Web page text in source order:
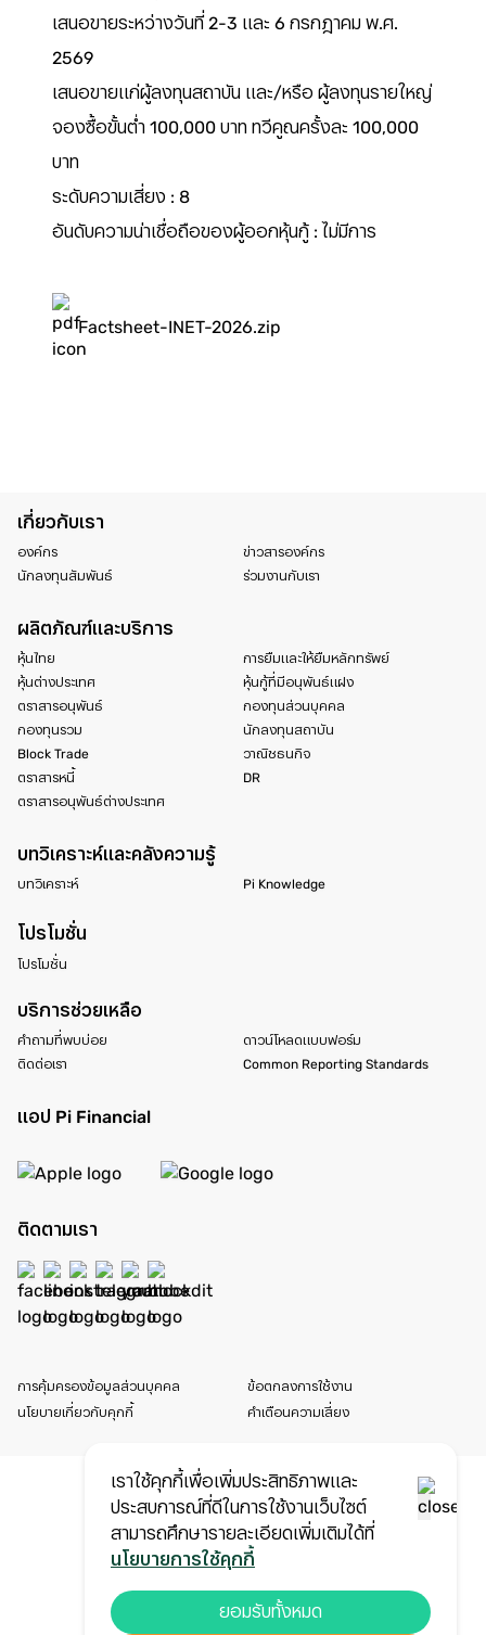
เราใช้คุกกี้เพื่อเพิ่มประสิทธิภาพและ
ประสบการณ์ที่ดีในการใช้งานเว็บไซต์
สามารถศึกษารายละเอียดเพิ่มเติมได้ที่
นโยบายการใช้คุกกี้
ยอมรับทั้งหมด
เสนอขายระหว่างวันที่ 2-3 และ 6 กรกฎาคม พ.ศ.
2569
เสนอขายแก่ผู้ลงทุนสถาบัน และ/หรือ ผู้ลงทุนรายใหญ่
จองซื้อขั้นต่ำ 100,000 บาท ทวีคูณครั้งละ 100,000
บาท
ระดับความเสี่ยง : 8
อันดับความน่าเชื่อถือของผู้ออกหุ้นกู้ : ไม่มีการ
Factsheet-INET-2026.zip
เกี่ยวกับเรา
องค์กร
นักลงทุนสัมพันธ์
ข่าวสารองค์กร
ร่วมงานกับเรา
ผลิตภัณฑ์และบริการ
หุ้นไทย
หุ้นต่างประเทศ
ตราสารอนุพันธ์
กองทุนรวม
Block Trade
ตราสารหนี้
ตราสารอนุพันธ์ต่างประเทศ
การยืมและให้ยืมหลักทรัพย์
หุ้นกู้ที่มีอนุพันธ์แฝง
กองทุนส่วนบุคคล
นักลงทุนสถาบัน
วาณิชธนกิจ
DR
บทวิเคราะห์และคลังความรู้
บทวิเคราะห์ Pi Knowledge
โปรโมชั่น
โปรโมชั่น
บริการช่วยเหลือ
คำถามที่พบบ่อย
ดาวน์โหลดแบบฟอร์ม
ติดต่อเรา
Common Reporting Standards
แอป Pi Financial
ติดตามเรา
การคุ้มครองข้อมูลส่วนบุคคล
ข้อตกลงการใช้งาน
นโยบายเกี่ยวกับคุกกี้
คำเตือนความเสี่ยง